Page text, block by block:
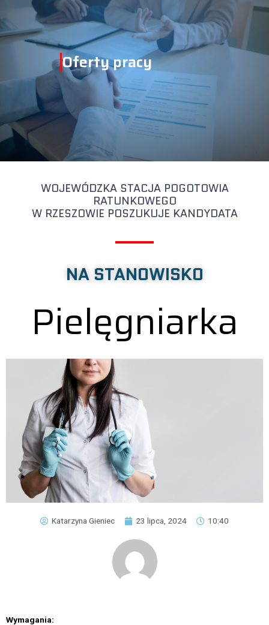
Oferty pracy
WOJEWÓDZKA STACJA POGOTOWIA
RATUNKOWEGO
W RZESZOWIE POSZUKUJE KANDYDATA
NA STANOWISKO
Pielęgniarka
Katarzyna Gieniec 23 lipca, 2024 10:40
Wymagania: